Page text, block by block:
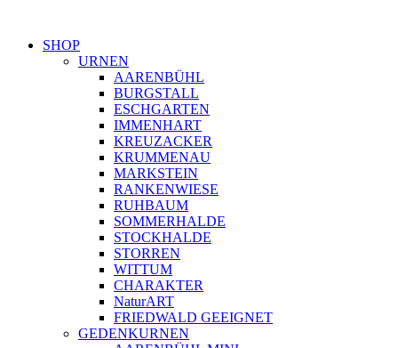
SHOP
URNEN
AARENBÜHL
BURGSTALL
ESCHGARTEN
IMMENHART
KREUZACKER
KRUMMENAU
MARKSTEIN
RANKENWIESE
RUHBAUM
SOMMERHALDE
STOCKHALDE
STORREN
WITTUM
CHARAKTER
NaturART
FRIEDWALD GEEIGNET
GEDENKURNEN